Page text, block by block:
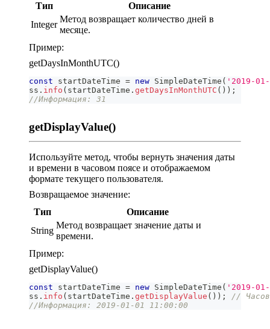
Тип
Описание
Integer
Метод возвращает количество дней в
месяце.
Пример:
getDaysInMonthUTC()
const startDateTime = new SimpleDateTime ( '2019-
ss . info ( startDateTime . getDaysInMonthUTC ( ) ) ;
//Информация: 31
getDisplayValue()
Используйте метод, чтобы вернуть значения даты
и времени в часовом поясе и отображаемом
формате текущего пользователя.
Возвращаемое значение:
Тип
Описание
String
Метод возвращает значение даты и
времени.
Пример:
getDisplayValue()
const startDateTime = new SimpleDateTime ( '2019-
ss . info ( startDateTime . getDisplayValue ( ) ) ;
//
//Информация: 2019-01-01 11:00:00